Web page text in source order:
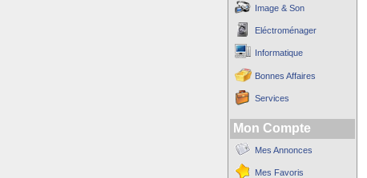
Image & Son
Eléctroménager
Informatique
Bonnes Affaires
Services
Mon Compte
Mes Annonces
Mes Favoris